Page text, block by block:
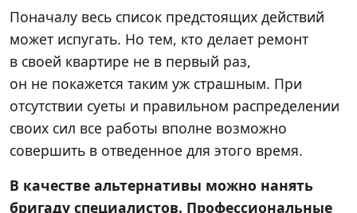
Поначалу весь список предстоящих действий
может испугать. Но тем, кто делает ремонт
в своей квартире не в первый раз,
он не покажется таким уж страшным. При
отсутствии суеты и правильном распределении
своих сил все работы вполне возможно
совершить в отведенное для этого время.
В качестве альтернативы можно нанять
бригаду специалистов. Профессиональные